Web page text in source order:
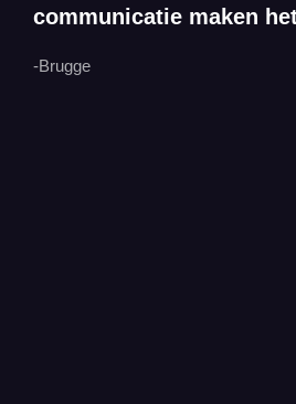
communicatie maken
-Brugge